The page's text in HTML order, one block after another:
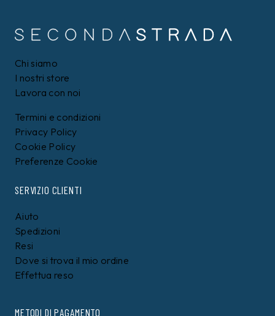
Chi siamo
I nostri store
Lavora con noi
Termini e condizioni
Privacy Policy
Cookie Policy
Preferenze Cookie
SERVIZIO CLIENTI
Aiuto
Spedizioni
Resi
Dove si trova il mio ordine
Effettua reso
METODI DI PAGAMENTO